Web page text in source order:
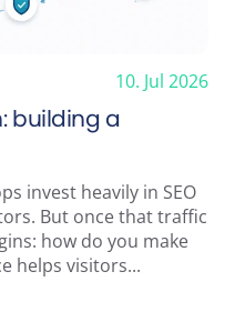
10. Jul 2026
building a
invest heavily in SEO
But once that traffic
how do you make
helps visitors...